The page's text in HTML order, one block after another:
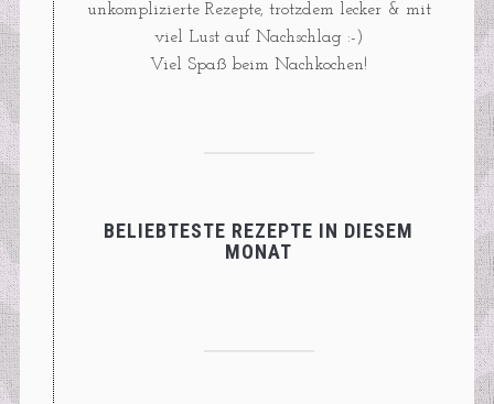
unkomplizierte Rezepte, trotzdem lecker & mit
viel Lust auf Nachschlag :-)
Viel Spaß beim Nachkochen!
BELIEBTESTE REZEPTE IN DIESEM
MONAT